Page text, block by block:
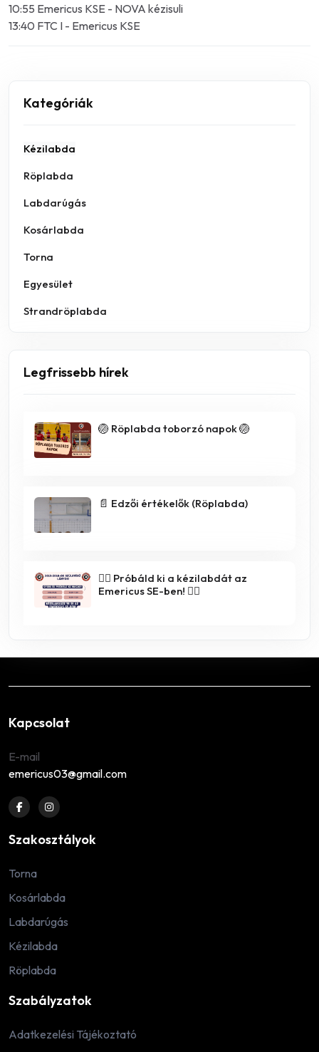
10:55 Emericus KSE - NOVA kézisuli
13:40 FTC I - Emericus KSE
Kategóriák
Kézilabda
Röplabda
Labdarúgás
Kosárlabda
Torna
Egyesület
Strandröplabda
Legfrissebb hírek
🏐 Röplabda toborzó napok 🏐
📄 Edzői értékelők (Röplabda)
🤾‍♀️ Próbáld ki a kézilabdát az
Emericus SE-ben! 🤾‍♂️
Kapcsolat
E-mail
emericus03@gmail.com
Szakosztályok
Torna
Kosárlabda
Labdarúgás
Kézilabda
Röplabda
Szabályzatok
Adatkezelési Tájékoztató